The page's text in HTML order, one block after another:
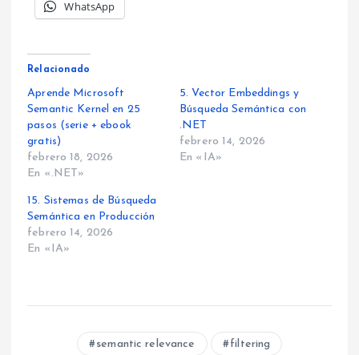
WhatsApp
Relacionado
Aprende Microsoft
Semantic Kernel en 25
pasos (serie + ebook
gratis)
febrero 18, 2026
En «.NET»
5. Vector Embeddings y
Búsqueda Semántica con
.NET
febrero 14, 2026
En «IA»
15. Sistemas de Búsqueda
Semántica en Producción
febrero 14, 2026
En «IA»
semantic relevance filtering